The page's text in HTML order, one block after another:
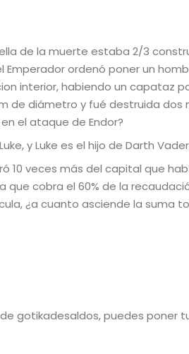
de la muerte estaba 2/3
ordenó poner un
interior, habiendo un capataz
de diámetro y fué destruida
el ataque de Endor?
y Luke es el hijo de Darth
10 veces más del capital que
que cobra el 60% de la
¿a cuanto asciende la suma
gotikadesaldos, puedes poner